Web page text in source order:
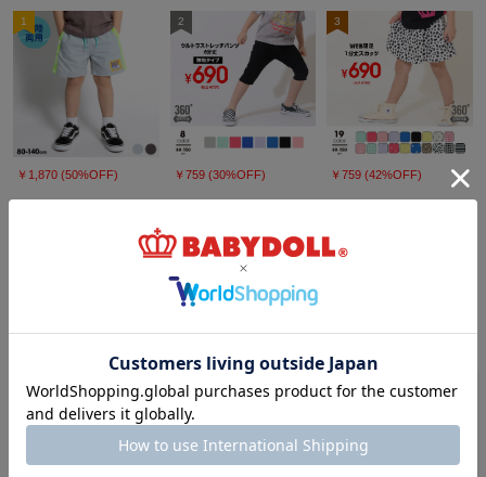
1
￥1,870 (50%OFF)
2
￥759 (30%OFF)
3
￥759 (42%OFF)